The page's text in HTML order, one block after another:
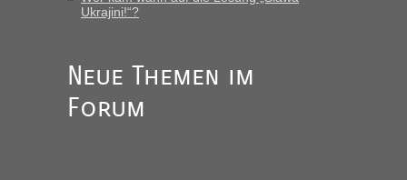
fast 11 Milliarden aufgedeckt
„Am besten wäre natürlich, wenn die Frau mit dabei ist.
Alleinreisende Männer stehen schließlich immer unter
Ukrajini!“?
Neue Themen im
Forum